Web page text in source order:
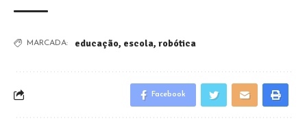
MARCADA: educação, escola, robótica
Facebook